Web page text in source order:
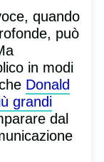
quando
può
in modi
Donald
grandi
dal